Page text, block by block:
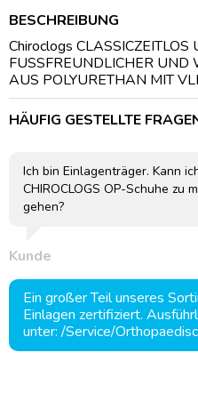
BESCHREIBUNG
Chiroclogs
FUSSFREUNDLICHER UND
AUS POLYURETHAN MIT
HÄUFIG GESTELLTE
Ich bin Einlagenträger. Kann
CHIROCLOGS OP-Schuhe zu
gehen?
Kunde
Ein großer Teil unseres
Einlagen zertifiziert.
unter: /Service/